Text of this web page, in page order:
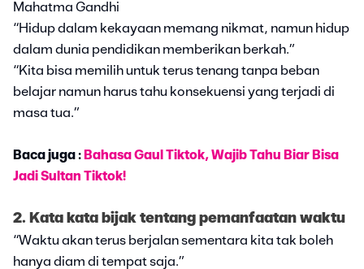
Mahatma Gandhi
“Hidup dalam kekayaan memang nikmat, namun hidup
dalam dunia pendidikan memberikan berkah.”
“Kita bisa memilih untuk terus tenang tanpa beban
belajar namun harus tahu konsekuensi yang terjadi di
masa tua.”
Baca juga : Bahasa Gaul Tiktok, Wajib Tahu Biar Bisa
Jadi Sultan Tiktok!
2. Kata kata bijak tentang pemanfaatan waktu
“Waktu akan terus berjalan sementara kita tak boleh
hanya diam di tempat saja.”